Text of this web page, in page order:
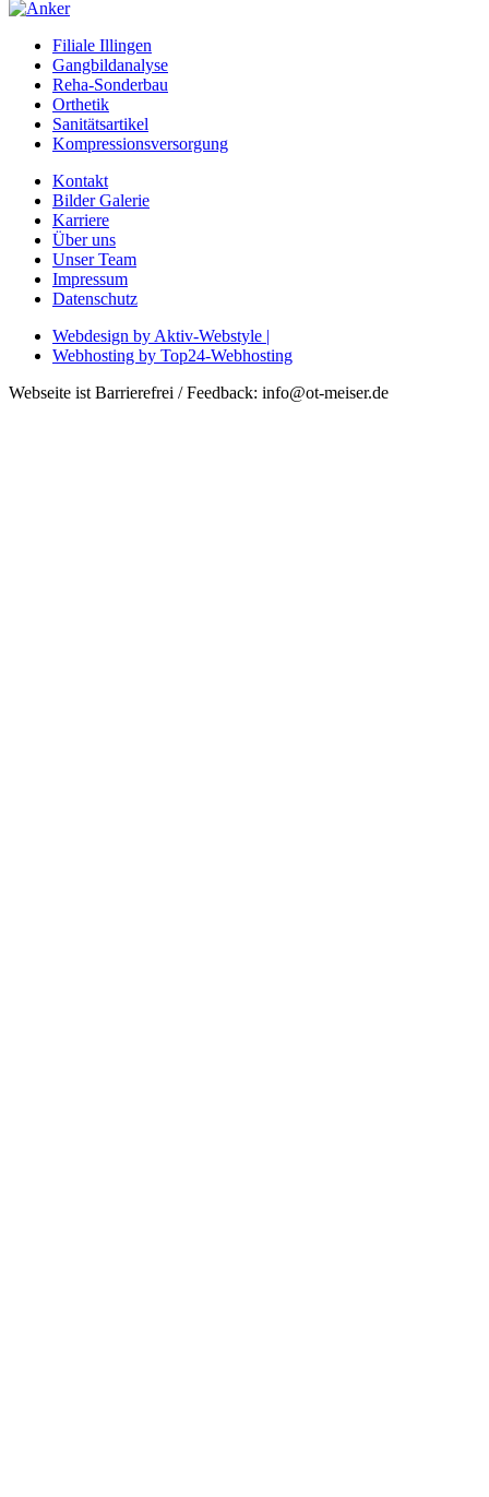
Filiale Illingen
Gangbildanalyse
Reha-Sonderbau
Orthetik
Sanitätsartikel
Kompressionsversorgung
Kontakt
Bilder Galerie
Karriere
Über uns
Unser Team
Impressum
Datenschutz
Webdesign by Aktiv-Webstyle |
Webhosting by Top24-Webhosting
Webseite ist Barrierefrei / Feedback: info@ot-meiser.de